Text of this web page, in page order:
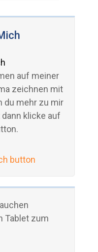
auf meiner
zeichnen mit
du mehr zu mir
klicke auf
Tablet zum